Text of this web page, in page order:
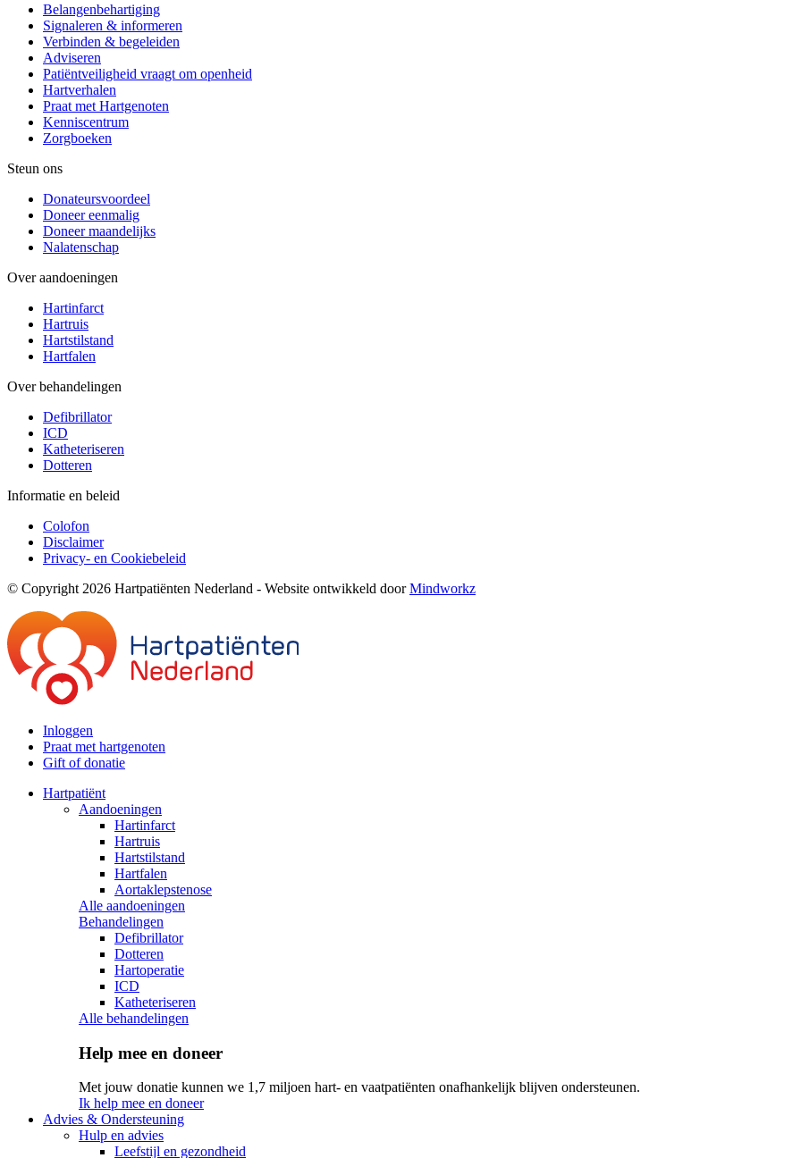
Belangenbehartiging
Signaleren & informeren
Verbinden & begeleiden
Adviseren
Patiëntveiligheid vraagt om openheid
Hartverhalen
Praat met Hartgenoten
Kenniscentrum
Zorgboeken
Steun ons
Donateursvoordeel
Doneer eenmalig
Doneer maandelijks
Nalatenschap
Over aandoeningen
Hartinfarct
Hartruis
Hartstilstand
Hartfalen
Over behandelingen
Defibrillator
ICD
Katheteriseren
Dotteren
Informatie en beleid
Colofon
Disclaimer
Privacy- en Cookiebeleid
© Copyright 2026 Hartpatiënten Nederland - Website ontwikkeld doorMindworkz
Inloggen
Praat met hartgenoten
Gift of donatie
Hartpatiënt
Aandoeningen
Hartinfarct
Hartruis
Hartstilstand
Hartfalen
Aortaklepstenose
Alle aandoeningen
Behandelingen
Defibrillator
Dotteren
Hartoperatie
ICD
Katheteriseren
Alle behandelingen
Help mee en doneer
Met jouw donatie kunnen we 1,7 miljoen hart- en vaatpatiënten onafhankelijk blijven ondersteunen.
Ik help mee en doneer
Advies & Ondersteuning
Hulp en advies
Leefstijl en gezondheid